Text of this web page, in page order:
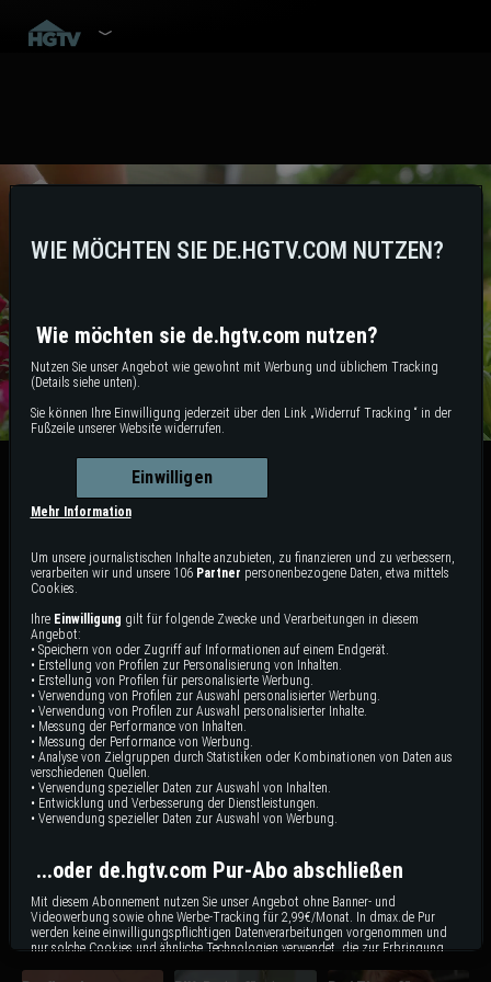
Allium Garten-Deko
Sieht fast aus wie echt!
DieseGarten-Dekoahmt die wunderschöne Allium-Blume
nach, die mit ihren typischen runden Blüten, die in alle
Allium-Blume stammt aus dem Ein-Euro-Shop...
Das könnte dir auch gefallen:
WIE MÖCHTEN SIE DE.HGTV.COM NUTZEN?
Wie möchten sie de.hgtv.com nutzen?
Nutzen Sie unser Angebot wie gewohnt mit Werbung und üblichem Tracking
(Details siehe unten).
Sie können Ihre Einwilligung jederzeit über den Link „Widerruf Tracking “ in der
Fußzeile unserer Website widerrufen.
Einwilligen
Mehr Information
Um unsere journalistischen Inhalte anzubieten, zu finanzieren und zu verbessern,
verarbeiten wir und unsere 106 Partner personenbezogene Daten, etwa mittels
Cookies.
Ihre Einwilligung gilt für folgende Zwecke und Verarbeitungen in diesem
Angebot:
• Speichern von oder Zugriff auf Informationen auf einem Endgerät.
• Erstellung von Profilen zur Personalisierung von Inhalten.
• Erstellung von Profilen für personalisierte Werbung.
• Verwendung von Profilen zur Auswahl personalisierter Werbung.
• Verwendung von Profilen zur Auswahl personalisierter Inhalte.
• Messung der Performance von Inhalten.
• Messung der Performance von Werbung.
• Analyse von Zielgruppen durch Statistiken oder Kombinationen von Daten aus
verschiedenen Quellen.
• Verwendung spezieller Daten zur Auswahl von Inhalten.
• Entwicklung und Verbesserung der Dienstleistungen.
• Verwendung spezieller Daten zur Auswahl von Werbung.
...oder de.hgtv.com Pur-Abo abschließen
Mit diesem Abonnement nutzen Sie unser Angebot ohne Banner- und
Videowerbung sowie ohne Werbe-Tracking für 2,99€/Monat. In dmax.de Pur
werden keine einwilligungspflichtigen Datenverarbeitungen vorgenommen und
nur solche Cookies und ähnliche Technologien verwendet, die zur Erbringung